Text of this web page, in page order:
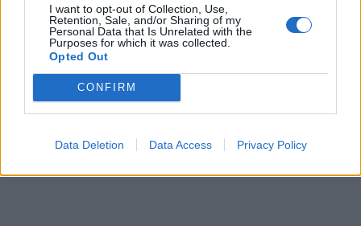
I want to opt-out of Collection, Use,
Retention, Sale, and/or Sharing of my
Personal Data that Is Unrelated with the
Purposes for which it was collected.
Opted Out
CONFIRM
Data Deletion Data Access Privacy Policy
di componenti differenti – continua Ferrara –
console unificata ci consente di avere una visibilità che supera
confini del singolo ufficio e offre una visione completa anche delle
Questo per noi è sicuramente un grande traguardo.”
percezione è stata di un processo davvero molto liscio e